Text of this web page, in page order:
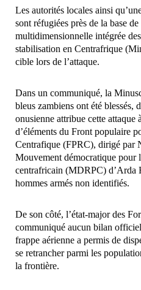
Les autorités locales ainsi
sont réfugiées près de la base
multidimensionnelle intégrée
stabilisation en Centrafrique
cible lors de l’attaque.
Dans un communiqué, la
bleus zambiens ont été blessés,
onusienne attribue cette attaque
d’éléments du Front populaire
Centrafique (FPRC), dirigé par
Mouvement démocratique pour
centrafricain (MDRPC) d’Arda
hommes armés non identifiés.
De son côté, l’état-major des
communiqué aucun bilan
frappe aérienne a permis de
se retrancher parmi les
la frontière.